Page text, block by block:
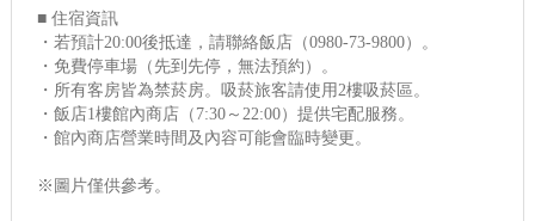
■ 住宿資訊
・若預計20:00後抵達，請聯絡飯店（0980-73-9800）。
・免費停車場（先到先停，無法預約）。
・所有客房皆為禁菸房。吸菸旅客請使用2樓吸菸區。
・飯店1樓館內商店（7:30～22:00）提供宅配服務。
・館內商店營業時間及內容可能會臨時變更。
※圖片僅供參考。